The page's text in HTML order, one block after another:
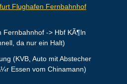
Flughafen Fernbahnhof
Fernbahnhof -> Hbf KÃ¶ln
da nur ein Halt)
(KVB, Auto mit Abstecher
Essen vom Chinamann)